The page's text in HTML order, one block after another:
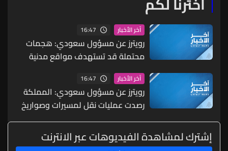
آخر الأخبار 16:47
رويترز عن مسؤول سعودي: هجمات
محتملة قد تستهدف مواقع مدنية
واقتصادية بما يشمل البنية التحتية
للطاقة والموانئ والمطارات
آخر الأخبار 16:47
رويترز عن مسؤول سعودي: المملكة
رصدت عمليات نقل لمسيرات وصواريخ
ما يشير إلى احتمال شن هجمات
منسقة من الشمال والجنوب
إشترك لمشاهدة الفيديوهات عبر الانترنت